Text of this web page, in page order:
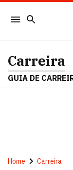
Carreira
GUIA DE
Home Carreira